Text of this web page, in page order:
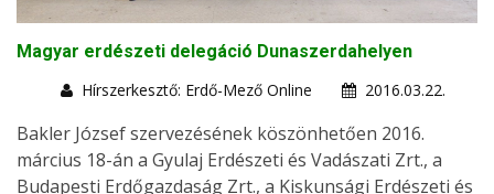
Magyar erdészeti delegáció Dunaszerdahelyen
Hírszerkesztő: Erdő-Mező Online
2016.03.22.
Bakler József szervezésének köszönhetően 2016.
március 18-án a Gyulaj Erdészeti és Vadászati Zrt., a
Budapesti Erdőgazdaság Zrt., a Kiskunsági Erdészeti és